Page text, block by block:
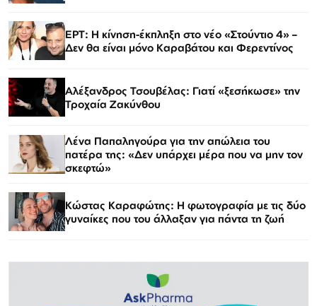
ΕΡΤ: Η κίνηση-έκπληξη στο νέο «Στούντιο 4» –
Δεν θα είναι μόνο Καραβάτου και Φερεντίνος
Αλέξανδρος Τσουβέλας: Γιατί «ξεσήκωσε» την
Τροχαία Ζακύνθου
Λένα Παπαληγούρα για την απώλεια του
πατέρα της: «Δεν υπάρχει μέρα που να μην τον
σκεφτώ»
Κώστας Καραφώτης: Η φωτογραφία με τις δύο
γυναίκες που του άλλαξαν για πάντα τη ζωή